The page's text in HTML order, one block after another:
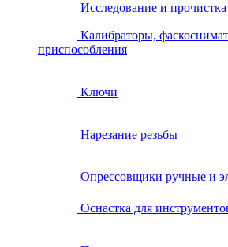
Исследование и
Калибраторы,
приспособления
Ключи
Нарезание резьбы
Опрессовщики ручные и
Оснастка для